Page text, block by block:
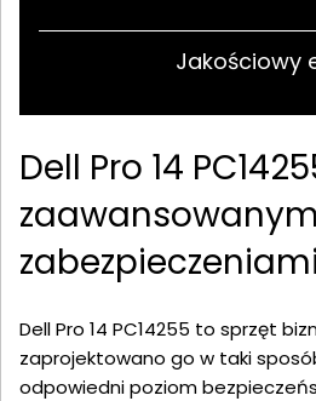
Jakościowy
Dell Pro 14
zabezpieczeniami
Dell Pro 14 PC14255 to sprzęt
zaprojektowano go w taki
odpowiedni poziom